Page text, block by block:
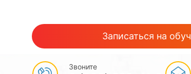
Записаться на
Звоните